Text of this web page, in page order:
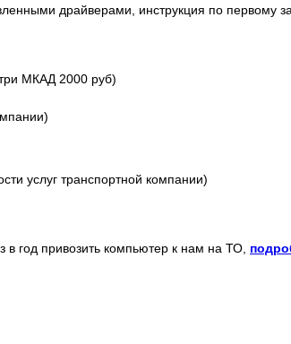
драйверами, инструкция по первому
МКАД 2000 руб)
услуг транспортной компании)
в год привозить компьютер к нам на ТО,